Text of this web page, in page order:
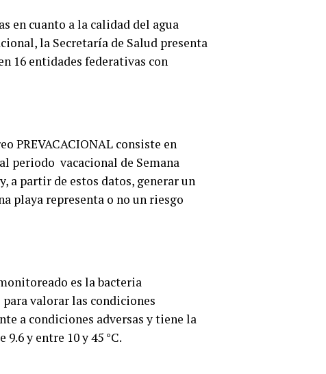
en cuanto a la calidad del agua
la Secretaría de Salud presenta
16 entidades federativas con
PREVACACIONAL consiste en
periodo vacacional de Semana
a partir de estos datos, generar un
playa representa o no un riesgo
es la bacteria
valorar las condiciones
a condiciones adversas y tiene la
y entre 10 y 45 °C.